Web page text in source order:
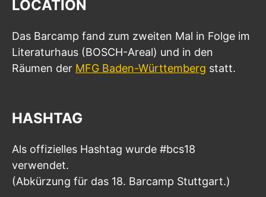
LOCATION
Das Barcamp fand zum zweiten Mal in Folge im
Literaturhaus (BOSCH-Areal) und in den
Räumen der MFG Baden-Württemberg statt.
HASHTAG
Als offizielles Hashtag wurde #bcs18
verwendet.
(Abkürzung für das 18. Barcamp Stuttgart.)